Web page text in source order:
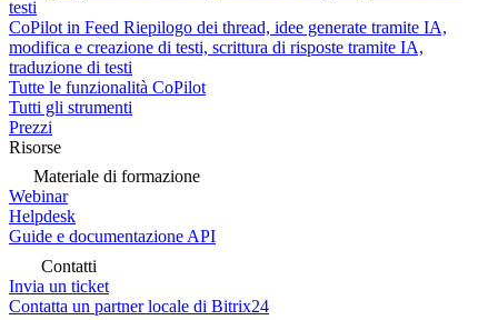
testi
CoPilot in Feed Riepilogo dei thread, idee generate tramite IA,
modifica e creazione di testi, scrittura di risposte tramite IA,
traduzione di testi
Tutte le funzionalità CoPilot
Tutti gli strumenti
Prezzi
Risorse
Materiale di formazione
Webinar
Helpdesk
Guide e documentazione API
Contatti
Invia un ticket
Contatta un partner locale di Bitrix24